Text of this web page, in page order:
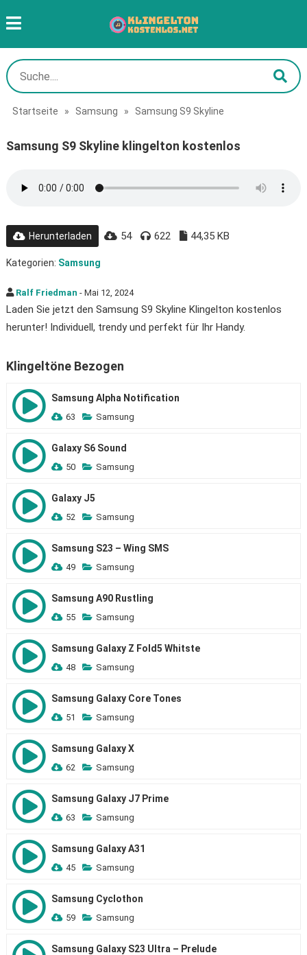
Startseite » Samsung » Samsung S9 Skyline
Samsung S9 Skyline klingelton kostenlos
Herunterladen 54 622 44,35 KB
Kategorien: Samsung
Ralf Friedman - Mai 12, 2024
Laden Sie jetzt den Samsung S9 Skyline Klingelton kostenlos
herunter! Individuell, trendy und perfekt für Ihr Handy.
Klingeltöne Bezogen
Samsung Alpha Notification
63 Samsung
Galaxy S6 Sound
50 Samsung
Galaxy J5
52 Samsung
Samsung S23 – Wing SMS
49 Samsung
Samsung A90 Rustling
55 Samsung
Samsung Galaxy Z Fold5 Whitste
48 Samsung
Samsung Galaxy Core Tones
51 Samsung
Samsung Galaxy X
62 Samsung
Samsung Galaxy J7 Prime
63 Samsung
Samsung Galaxy A31
45 Samsung
Samsung Cyclothon
59 Samsung
Samsung Galaxy S23 Ultra – Prelude